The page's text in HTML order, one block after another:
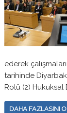
ederek
tarihinde
Rolü (2) Hukuksal
DAHA FAZLASINI